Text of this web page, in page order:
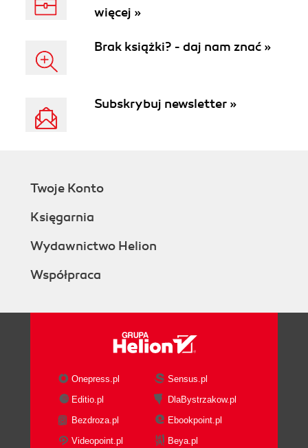
więcej »
Brak książki? - daj nam znać »
Subskrybuj newsletter »
Twoje Konto
Księgarnia
Wydawnictwo Helion
Współpraca
Onepress.pl
Sensus.pl
Editio.pl
DlaBystrzakow.pl
Bezdroza.pl
Ebookpoint.pl
Videopoint.pl
Beya.pl